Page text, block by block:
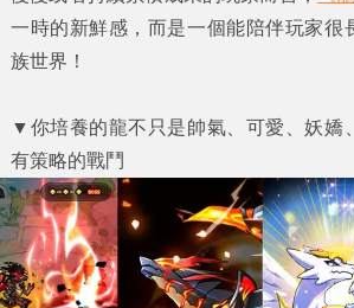
一時的新鮮感，而是一個能陪伴玩家很
族世界！
▼ 你培養的龍不只是帥氣、可愛、妖嬌
有策略的戰鬥